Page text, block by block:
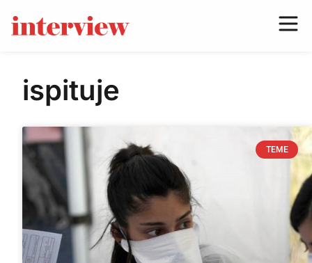
ispituje
TEME